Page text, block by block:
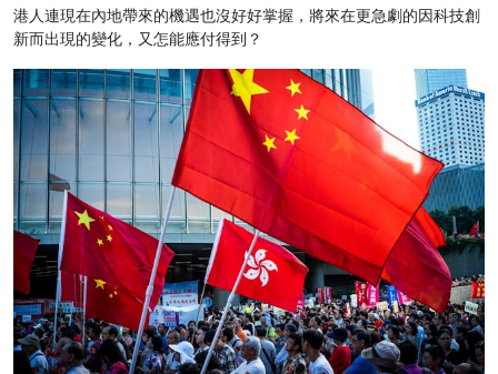
港人連現在內地帶來的機遇也沒好好掌握，將來在更急劇的因科技創
新而出現的變化，又怎能應付得到？